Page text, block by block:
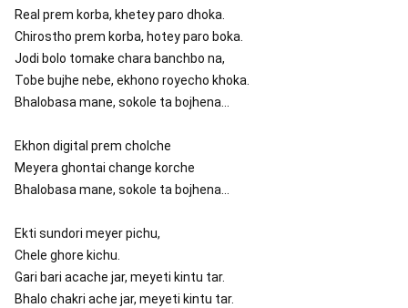
Real prem korba, khetey paro dhoka.
Chirostho prem korba, hotey paro boka.
Jodi bolo tomake chara banchbo na,
Tobe bujhe nebe, ekhono royecho khoka.
Bhalobasa mane, sokole ta bojhena...
Ekhon digital prem cholche
Meyera ghontai change korche
Bhalobasa mane, sokole ta bojhena...
Ekti sundori meyer pichu,
Chele ghore kichu.
Gari bari acache jar, meyeti kintu tar.
Bhalo chakri ache jar, meyeti kintu tar.